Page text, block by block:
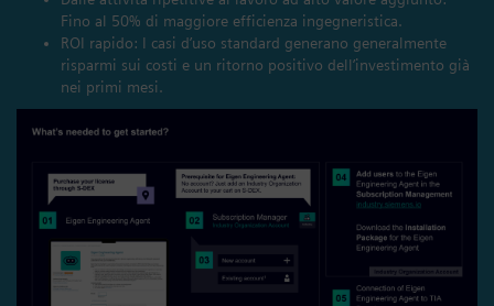
Fino al 50% di maggiore efficienza ingegneristica.
ROI rapido: I casi d’uso standard generano generalmente
risparmi sui costi e un ritorno positivo dell’investimento già
nei primi mesi.